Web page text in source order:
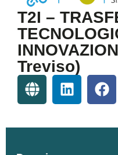
T2I –
Treviso)